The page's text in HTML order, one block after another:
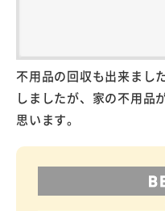
不用品の回収も出来まし
しましたが、家の不用品
思います。